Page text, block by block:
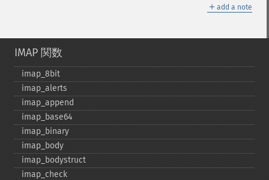
＋ add a note
IMAP 関数
imap_​8bit
imap_​alerts
imap_​append
imap_​base64
imap_​binary
imap_​body
imap_​bodystruct
imap_​check